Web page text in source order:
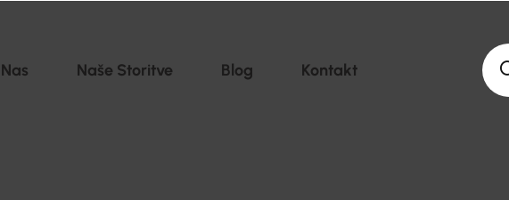
Naše Storitve Blog Kontakt